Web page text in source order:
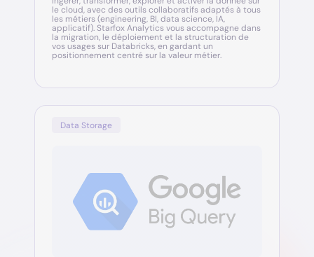
le cloud, avec des outils collaboratifs adaptés à tous
les métiers (engineering, BI, data science, IA,
applicatif). Starfox Analytics vous accompagne dans
la migration, le déploiement et la structuration de
vos usages sur Databricks, en gardant un
positionnement centré sur la valeur métier.
Data Storage